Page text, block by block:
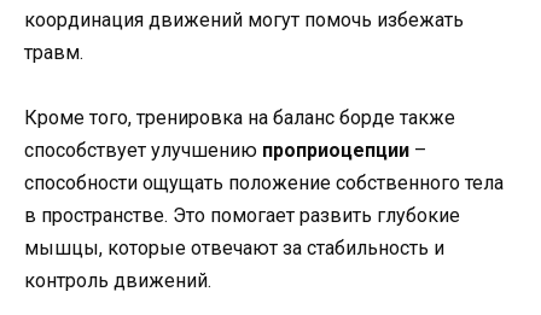
координация движений могут помочь избежать
травм.
Кроме того, тренировка на баланс борде также
способствует улучшению проприоцепции –
способности ощущать положение собственного тела
в пространстве. Это помогает развить глубокие
мышцы, которые отвечают за стабильность и
контроль движений.